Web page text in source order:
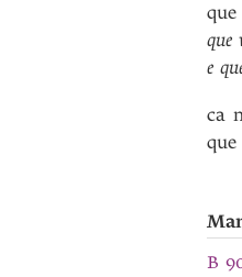
que
que
e
ca
que
B